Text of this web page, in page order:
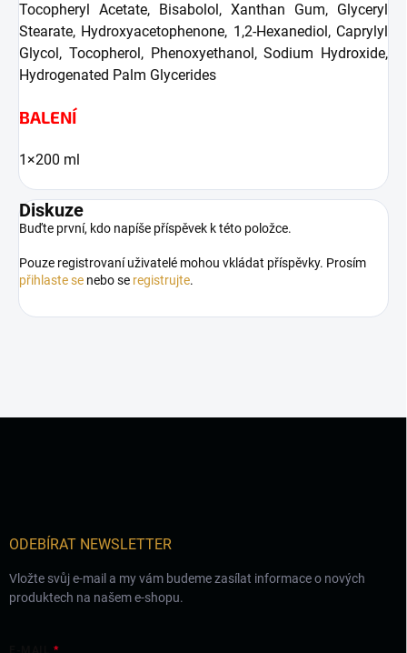
Tocopheryl Acetate, Bisabolol, Xanthan Gum, Glyceryl
Stearate, Hydroxyacetophenone, 1,2-Hexanediol, Caprylyl
Glycol, Tocopherol, Phenoxyethanol, Sodium Hydroxide,
Hydrogenated Palm Glycerides
BALENÍ
1×200 ml
Diskuze
Buďte první, kdo napíše příspěvek k této položce.
Pouze registrovaní uživatelé mohou vkládat příspěvky. Prosím
přihlaste se nebo se registrujte.
ODEBÍRAT NEWSLETTER
Vložte svůj e-mail a my vám budeme zasílat informace o nových
produktech na našem e-shopu.